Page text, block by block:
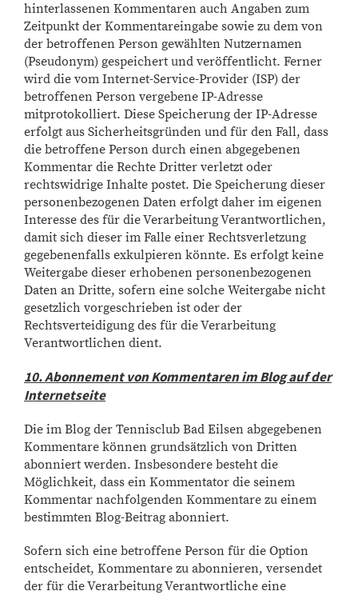
hinterlassenen Kommentaren auch Angaben zum
Zeitpunkt der Kommentareingabe sowie zu dem von
der betroffenen Person gewählten Nutzernamen
(Pseudonym) gespeichert und veröffentlicht. Ferner
wird die vom Internet-Service-Provider (ISP) der
betroffenen Person vergebene IP-Adresse
mitprotokolliert. Diese Speicherung der IP-Adresse
erfolgt aus Sicherheitsgründen und für den Fall, dass
die betroffene Person durch einen abgegebenen
Kommentar die Rechte Dritter verletzt oder
rechtswidrige Inhalte postet. Die Speicherung dieser
personenbezogenen Daten erfolgt daher im eigenen
Interesse des für die Verarbeitung Verantwortlichen,
damit sich dieser im Falle einer Rechtsverletzung
gegebenenfalls exkulpieren könnte. Es erfolgt keine
Weitergabe dieser erhobenen personenbezogenen
Daten an Dritte, sofern eine solche Weitergabe nicht
gesetzlich vorgeschrieben ist oder der
Rechtsverteidigung des für die Verarbeitung
Verantwortlichen dient.
10. Abonnement von Kommentaren im Blog auf der
Internetseite
Die im Blog der Tennisclub Bad Eilsen abgegebenen
Kommentare können grundsätzlich von Dritten
abonniert werden. Insbesondere besteht die
Möglichkeit, dass ein Kommentator die seinem
Kommentar nachfolgenden Kommentare zu einem
bestimmten Blog-Beitrag abonniert.
Sofern sich eine betroffene Person für die Option
entscheidet, Kommentare zu abonnieren, versendet
der für die Verarbeitung Verantwortliche eine